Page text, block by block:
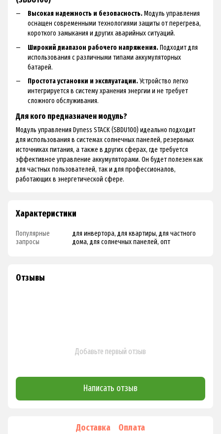
Высокая надежность и безопасность.Модуль управления
оснащен современными технологиями защиты от перегрева,
короткого замыкания и других аварийных ситуаций.
Широкий диапазон рабочего напряжения.Подходит для
использования с различными типами аккумуляторных
батарей.
Простота установки и эксплуатации.Устройство легко
интегрируется в систему хранения энергии и не требует
сложного обслуживания.
Для кого предназначен модуль?
Модуль управления Dyness STACK (SBDU100) идеально подходит
для использования в системах солнечных панелей, резервных
источниках питания, а также в других сферах, где требуется
эффективное управление аккумуляторами. Он будет полезен как
для частных пользователей, так и для профессионалов,
работающих в энергетической сфере.
Характеристики
Популярные
запросы
для инвертора, для квартиры, для частного
дома, для солнечных панелей, опт
Отзывы
Добавьте первый отзыв
Написать отзыв
Доставка Оплата